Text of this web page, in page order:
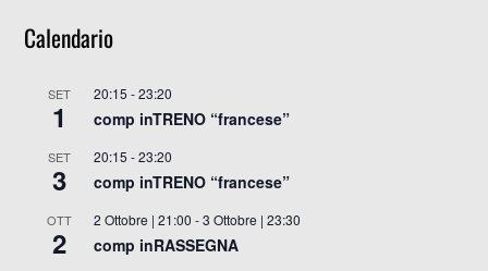
Calendario
SET
1
20:15 -23:20
comp inTRENO “francese”
SET
3
20:15 -23:20
comp inTRENO “francese”
OTT
2
2 Ottobre | 21:00 -3 Ottobre | 23:30
comp inRASSEGNA